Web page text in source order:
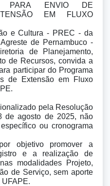
PARA ENVIO DE
EM FLUXO
e Cultura - PREC - da
de Pernambuco -
de Planejamento,
de Recursos, convida a
participar do Programa
de Extensão em Fluxo
pela Resolução
de agosto de 2025, não
ou cronograma
objetivo promover a
e a realização de
modalidades Projeto,
de Serviço, sem aporte